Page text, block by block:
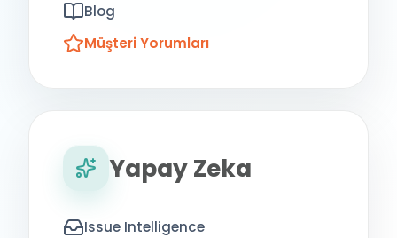
Blog
Müşteri Yorumları
Yapay Zeka
Issue Intelligence